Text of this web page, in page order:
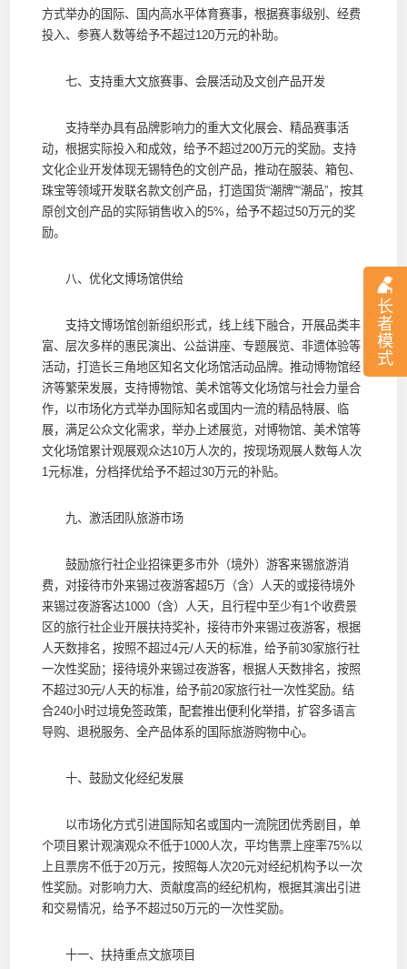
长
者
模
式
方式举办的国际、国内高水平体育赛事，根据赛事级别、经费
投入、参赛人数等给予不超过120万元的补助。
七、支持重大文旅赛事、会展活动及文创产品开发
支持举办具有品牌影响力的重大文化展会、精品赛事活
动，根据实际投入和成效，给予不超过200万元的奖励。支持
文化企业开发体现无锡特色的文创产品，推动在服装、箱包、
珠宝等领域开发联名款文创产品，打造国货“潮牌”“潮品”，按其
原创文创产品的实际销售收入的5%，给予不超过50万元的奖
励。
八、优化文博场馆供给
支持文博场馆创新组织形式，线上线下融合，开展品类丰
富、层次多样的惠民演出、公益讲座、专题展览、非遗体验等
活动，打造长三角地区知名文化场馆活动品牌。推动博物馆经
济等繁荣发展，支持博物馆、美术馆等文化场馆与社会力量合
作，以市场化方式举办国际知名或国内一流的精品特展、临
展，满足公众文化需求，举办上述展览，对博物馆、美术馆等
文化场馆累计观展观众达10万人次的，按现场观展人数每人次
1元标准，分档择优给予不超过30万元的补贴。
九、激活团队旅游市场
鼓励旅行社企业招徕更多市外（境外）游客来锡旅游消
费，对接待市外来锡过夜游客超5万（含）人天的或接待境外
来锡过夜游客达1000（含）人天，且行程中至少有1个收费景
区的旅行社企业开展扶持奖补，接待市外来锡过夜游客，根据
人天数排名，按照不超过4元/人天的标准，给予前30家旅行社
一次性奖励；接待境外来锡过夜游客，根据人天数排名，按照
不超过30元/人天的标准，给予前20家旅行社一次性奖励。结
合240小时过境免签政策，配套推出便利化举措，扩容多语言
导购、退税服务、全产品体系的国际旅游购物中心。
十、鼓励文化经纪发展
以市场化方式引进国际知名或国内一流院团优秀剧目，单
个项目累计观演观众不低于1000人次，平均售票上座率75%以
上且票房不低于20万元，按照每人次20元对经纪机构予以一次
性奖励。对影响力大、贡献度高的经纪机构，根据其演出引进
和交易情况，给予不超过50万元的一次性奖励。
十一、扶持重点文旅项目